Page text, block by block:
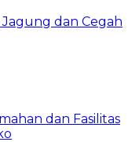
dan Cegah
dan Fasilitas